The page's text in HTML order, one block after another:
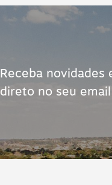
Receba novidades
direto no seu